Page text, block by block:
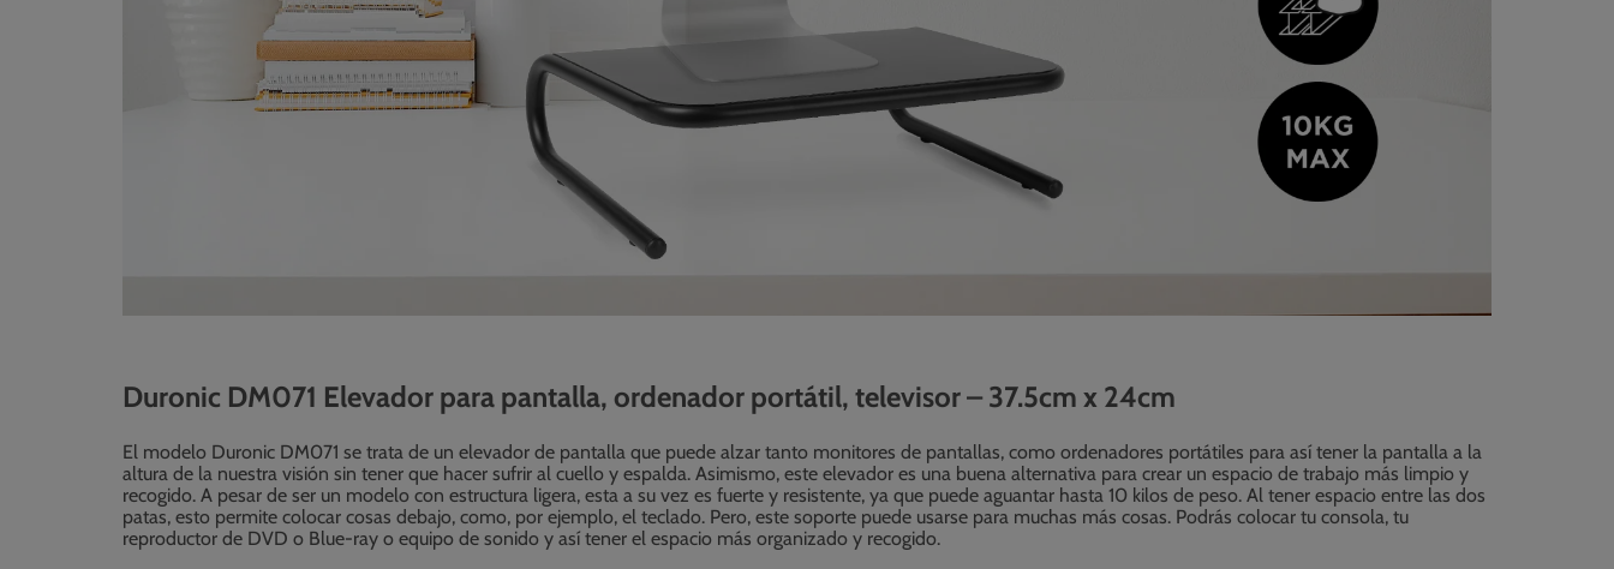
Duronic DM071 Elevador para pantalla, ordenador portátil, televisor – 37.5cm x 24cm
El modelo Duronic DM071 se trata de un elevador de pantalla que puede alzar tanto monitores de pantallas, como ordenadores portátiles para así tener la pantalla a la
altura de la nuestra visión sin tener que hacer sufrir al cuello y espalda. Asimismo, este elevador es una buena alternativa para crear un espacio de trabajo más limpio y
recogido. A pesar de ser un modelo con estructura ligera, esta a su vez es fuerte y resistente, ya que puede aguantar hasta 10 kilos de peso. Al tener espacio entre las dos
patas, esto permite colocar cosas debajo, como, por ejemplo, el teclado. Pero, este soporte puede usarse para muchas más cosas. Podrás colocar tu consola, tu
reproductor de DVD o Blue-ray o equipo de sonido y así tener el espacio más organizado y recogido.